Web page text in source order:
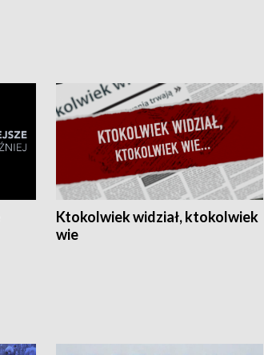
Ktokolwiek widział, ktokolwiek
wie